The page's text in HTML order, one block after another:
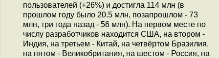
пользователей (+26%) и достигла 114 млн (в
прошлом году было 20.5 млн, позапрошлом - 73
млн, три года назад - 56 млн). На первом месте по
числу разработчиков находится США, на втором -
Индия, на третьем - Китай, на четвёртом Бразилия,
на пятом - Великобритания, на шестом - Россия, на